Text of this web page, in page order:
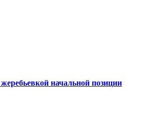
начальной позиции